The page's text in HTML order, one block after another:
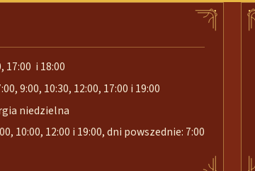
17:00 i 18:00
9:00, 10:30, 12:00, 17:00 i 19:00
niedzielna
10:00, 12:00 i 19:00, dni powszednie: 7:00